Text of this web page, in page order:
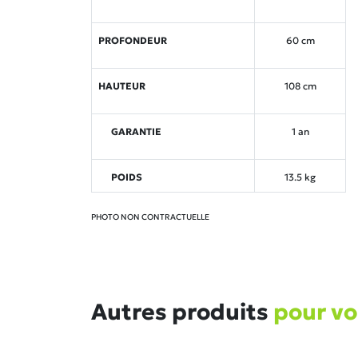
PROFONDEUR 60 cm
HAUTEUR 108 cm
GARANTIE 1 an
POIDS 13.5 kg
PHOTO NON CONTRACTUELLE
Autres produits pour